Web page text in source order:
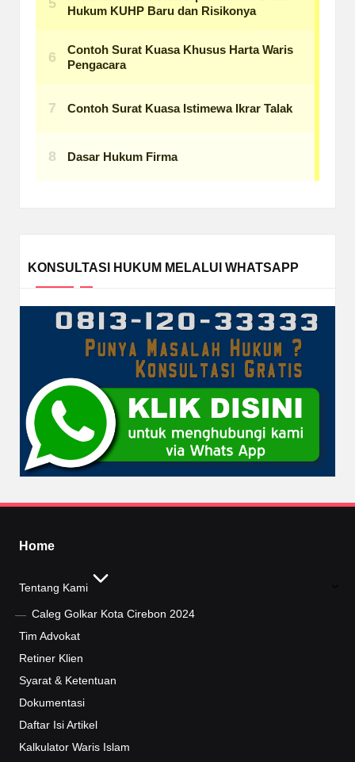
KONSULTASI HUKUM MELALUI WHATSAPP
Home
Tentang Kami
Caleg Golkar Kota Cirebon 2024
Tim Advokat
Retiner Klien
Syarat & Ketentuan
Dokumentasi
Daftar Isi Artikel
Kalkulator Waris Islam